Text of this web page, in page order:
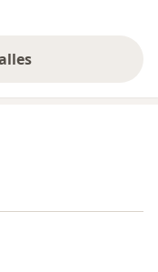
experiencia